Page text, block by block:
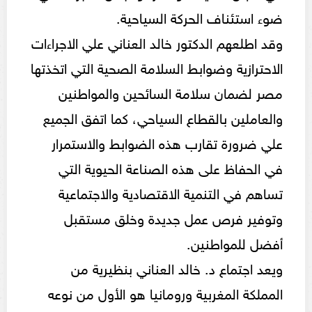
ضوء استئناف الحركة السياحية.
وقد اطلعهم الدكتور خالد العناني علي الاجراءات
الاحترازية وضوابط السلامة الصحية التي اتخذتها
مصر لضمان سلامة السائحين والمواطنين
والعاملين بالقطاع السياحي، كما اتفق الجميع
علي ضرورة تقارب هذه الضوابط والاستمرار
في الحفاظ على هذه الصناعة الحيوية التي
تساهم في التنمية الاقتصادية والاجتماعية
وتوفير فرص عمل جديدة وخلق مستقبل
أفضل للمواطنين.
ويعد اجتماع د. خالد العناني بنظيرية من
المملكة المغربية ورومانيا هو الأول من نوعه